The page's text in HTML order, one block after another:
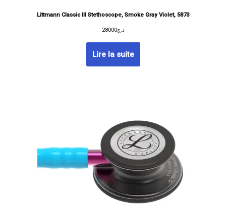
Littmann Classic III Stethoscope, Smoke Gray Violet, 5873
د.ج28000
Lire la suite